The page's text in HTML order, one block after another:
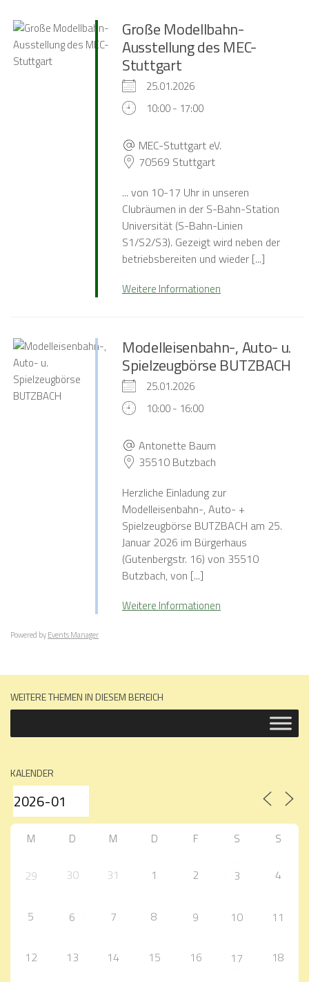
Große Modellbahn-
Ausstellung des MEC-
Stuttgart
25.01.2026
10:00 - 17:00
MEC-Stuttgart eV.
70569 Stuttgart
... von 10-17 Uhr in unseren
Clubräumen in der S-Bahn-Station
Universität (S-Bahn-Linien
S1/S2/S3). Gezeigt wird neben der
betriebsbereiten und wieder [...]
Weitere Informationen
Modelleisenbahn-, Auto- u.
Spielzeugbörse BUTZBACH
25.01.2026
10:00 - 16:00
Antonette Baum
35510 Butzbach
Herzliche Einladung zur
Modelleisenbahn-, Auto- +
Spielzeugbörse BUTZBACH am 25.
Januar 2026 im Bürgerhaus
(Gutenbergstr. 16) von 35510
Butzbach, von [...]
Weitere Informationen
Powered byEvents Manager
WEITERE THEMEN IN DIESEM BEREICH
KALENDER
M D M D F S S
29 30 31 1 2 3 4
5 6 7 8 9 10 11
12 13 14 15 16 17 18